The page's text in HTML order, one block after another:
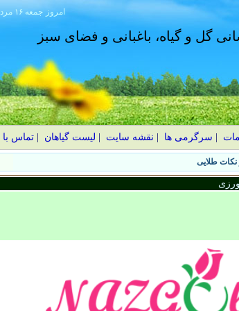
۱۴۰۵ جمعه ۱۶ مرداد امروز
گل و گیاه، باغبانی و فضای سبز
سرگرمی ها نقشه سایت لیست گیاهان |تماس با
نکات طلایی